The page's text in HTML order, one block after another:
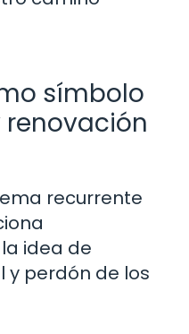
símbolo
recurrente
idea de
y perdón de los